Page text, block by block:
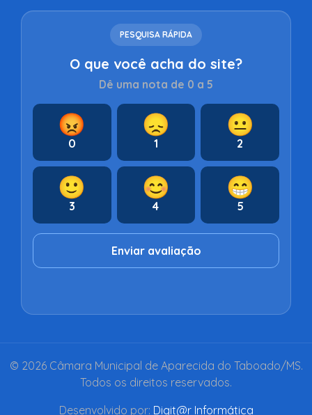
PESQUISA RÁPIDA
O que você acha do site?
Dê uma nota de 0 a 5
😡
0
😞
1
😐
2
🙂
3
😊
4
😁
5
Enviar avaliação
© 2026 Câmara Municipal de Aparecida do Taboado/MS.
Todos os direitos reservados.
Desenvolvido por: Digit@r Informática